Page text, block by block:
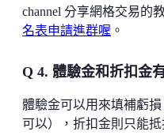
channel 分享網格交易的
名表申請進群喔 。
Q 4. 體驗金和折扣金
體驗金可以用來填補虧
可以），折扣金則只能抵